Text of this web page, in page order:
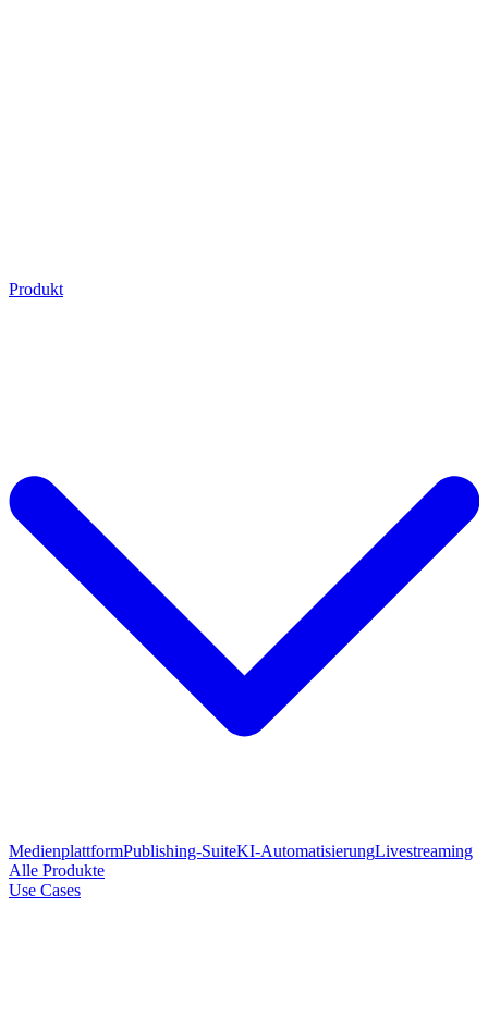
Produkt
MedienplattformPublishing-SuiteKI-AutomatisierungLivestreaming
Alle Produkte
Use Cases